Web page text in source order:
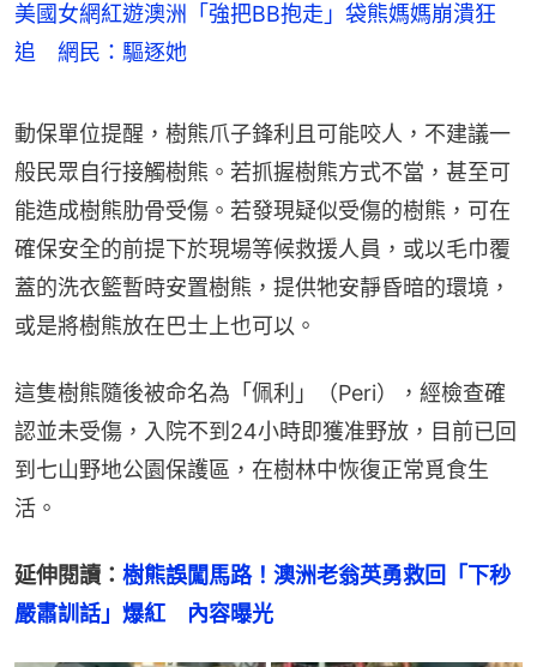
美國女網紅遊澳洲「強把BB抱走」袋熊媽媽崩潰狂
追 網民：驅逐她
動保單位提醒，樹熊爪子鋒利且可能咬人，不建議一
般民眾自行接觸樹熊。若抓握樹熊方式不當，甚至可
能造成樹熊肋骨受傷。若發現疑似受傷的樹熊，可在
確保安全的前提下於現場等候救援人員，或以毛巾覆
蓋的洗衣籃暫時安置樹熊，提供牠安靜昏暗的環境，
或是將樹熊放在巴士上也可以。
這隻樹熊隨後被命名為「佩利」（Peri），經檢查確
認並未受傷，入院不到24小時即獲准野放，目前已回
到七山野地公園保護區，在樹林中恢復正常覓食生
活。
延伸閱讀： 樹熊誤闖馬路！澳洲老翁英勇救回「下秒
嚴肅訓話」爆紅　內容曝光